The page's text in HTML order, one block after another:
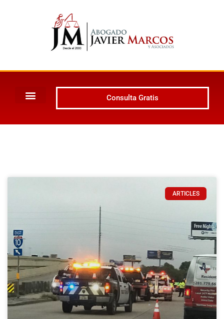
Consulta Gratis
ARTICLES